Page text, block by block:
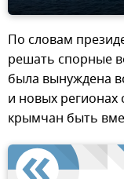
По словам
решать спорные
была вынуждена
и новых
крымчан быть